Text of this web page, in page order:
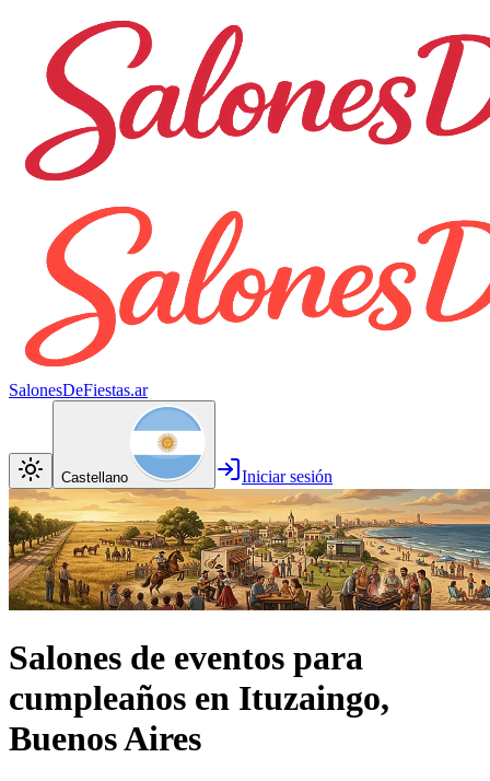
SalonesDeFiestas.ar
Castellano Iniciar sesión
Salones de eventos para
cumpleaños en Ituzaingo,
Buenos Aires